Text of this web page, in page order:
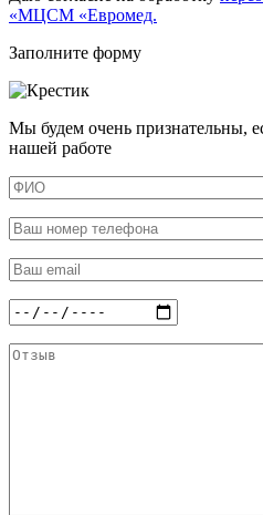
«МЦСМ «Евромед.
Заполните форму
Мы будем очень признательны,
нашей работе